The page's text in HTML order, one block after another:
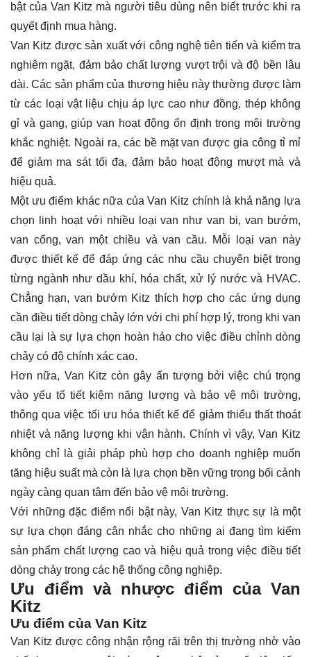
bật của Van Kitz mà người tiêu dùng nên biết trước khi ra
quyết định mua hàng.
Van Kitz được sản xuất với công nghệ tiên tiến và kiểm tra
nghiêm ngặt, đảm bảo chất lượng vượt trội và độ bền lâu
dài. Các sản phẩm của thương hiệu này thường được làm
từ các loại vật liệu chịu áp lực cao như đồng, thép không
gỉ và gang, giúp van hoạt động ổn định trong môi trường
khắc nghiệt. Ngoài ra, các bề mặt van được gia công tỉ mỉ
để giảm ma sát tối đa, đảm bảo hoạt động mượt mà và
hiệu quả.
Một ưu điểm khác nữa của Van Kitz chính là khả năng lựa
chọn linh hoạt với nhiều loại van như van bi, van bướm,
van cổng, van một chiều và van cầu. Mỗi loại van này
được thiết kế để đáp ứng các nhu cầu chuyên biệt trong
từng ngành như dầu khí, hóa chất, xử lý nước và HVAC.
Chẳng hạn, van bướm Kitz thích hợp cho các ứng dụng
cần điều tiết dòng chảy lớn với chi phí hợp lý, trong khi van
cầu lại là sự lựa chọn hoàn hảo cho việc điều chỉnh dòng
chảy có độ chính xác cao.
Hơn nữa, Van Kitz còn gây ấn tượng bởi việc chú trọng
vào yếu tố tiết kiệm năng lượng và bảo vệ môi trường,
thông qua việc tối ưu hóa thiết kế để giảm thiểu thất thoát
nhiệt và năng lượng khi vận hành. Chính vì vậy, Van Kitz
không chỉ là giải pháp phù hợp cho doanh nghiệp muốn
tăng hiệu suất mà còn là lựa chọn bền vững trong bối cảnh
ngày càng quan tâm đến bảo vệ môi trường.
Với những đặc điểm nổi bật này, Van Kitz thực sự là một
sự lựa chọn đáng cân nhắc cho những ai đang tìm kiếm
sản phẩm chất lượng cao và hiệu quả trong việc điều tiết
dòng chảy trong các hệ thống công nghiệp.
Ưu điểm và nhược điểm của Van
Kitz
Ưu điểm của Van Kitz
Van Kitz được công nhận rộng rãi trên thị trường nhờ vào